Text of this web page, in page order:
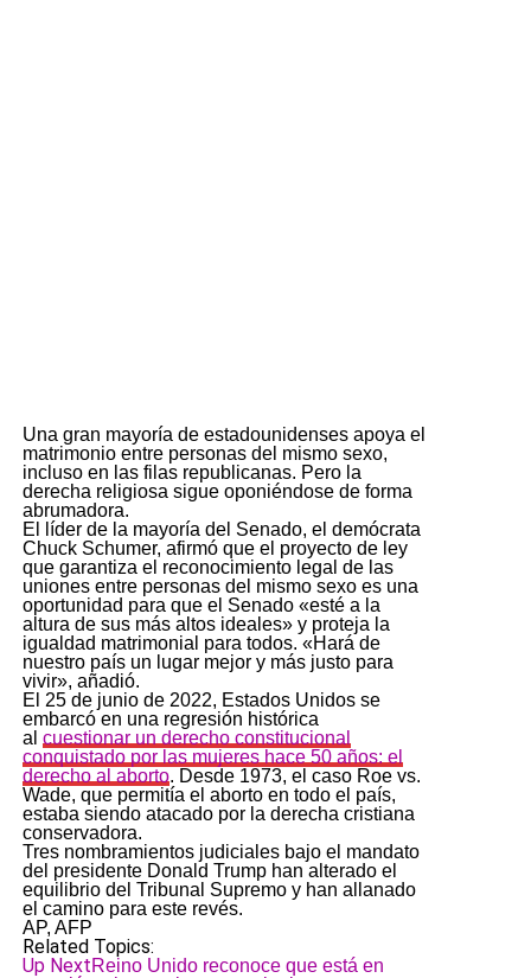
Una gran mayoría de estadounidenses apoya el
matrimonio entre personas del mismo sexo,
incluso en las filas republicanas. Pero la
derecha religiosa sigue oponiéndose de forma
abrumadora.
El líder de la mayoría del Senado, el demócrata
Chuck Schumer, afirmó que el proyecto de ley
que garantiza el reconocimiento legal de las
uniones entre personas del mismo sexo es una
oportunidad para que el Senado «esté a la
altura de sus más altos ideales» y proteja la
igualdad matrimonial para todos. «Hará de
nuestro país un lugar mejor y más justo para
vivir», añadió.
El 25 de junio de 2022, Estados Unidos se
embarcó en una regresión histórica
al cuestionar un derecho constitucional
conquistado por las mujeres hace 50 años: el
derecho al aborto. Desde 1973, el caso Roe vs.
Wade, que permitía el aborto en todo el país,
estaba siendo atacado por la derecha cristiana
conservadora.
Tres nombramientos judiciales bajo el mandato
del presidente Donald Trump han alterado el
equilibrio del Tribunal Supremo y han allanado
el camino para este revés.
AP, AFP
Related Topics:
Up NextReino Unido reconoce que está en